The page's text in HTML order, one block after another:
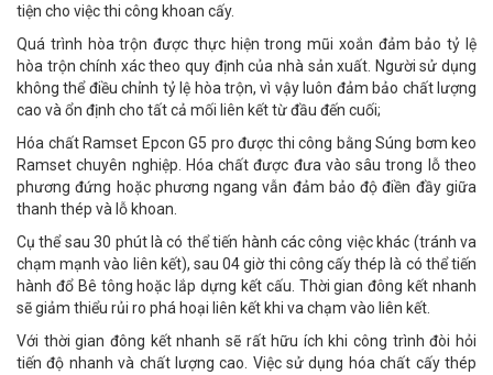
tiện cho việc thi công khoan cấy.
Quá trình hòa trộn được thực hiện trong mũi xoắn đảm bảo tỷ lệ
hòa trộn chính xác theo quy định của nhà sản xuất. Người sử dụng
không thể điều chỉnh tỷ lệ hòa trộn, vì vậy luôn đảm bảo chất lượng
cao và ổn định cho tất cả mối liên kết từ đầu đến cuối;
Hóa chất Ramset Epcon G5 pro được thi công bằng Súng bơm keo
Ramset chuyên nghiệp. Hóa chất được đưa vào sâu trong lỗ theo
phương đứng hoặc phương ngang vẫn đảm bảo độ điền đầy giữa
thanh thép và lỗ khoan.
Cụ thể sau 30 phút là có thể tiến hành các công việc khác (tránh va
chạm mạnh vào liên kết), sau 04 giờ thi công cấy thép là có thể tiến
hành đổ Bê tông hoặc lắp dựng kết cấu. Thời gian đông kết nhanh
sẽ giảm thiểu rủi ro phá hoại liên kết khi va chạm vào liên kết.
Với thời gian đông kết nhanh sẽ rất hữu ích khi công trình đòi hỏi
tiến độ nhanh và chất lượng cao. Việc sử dụng hóa chất cấy thép